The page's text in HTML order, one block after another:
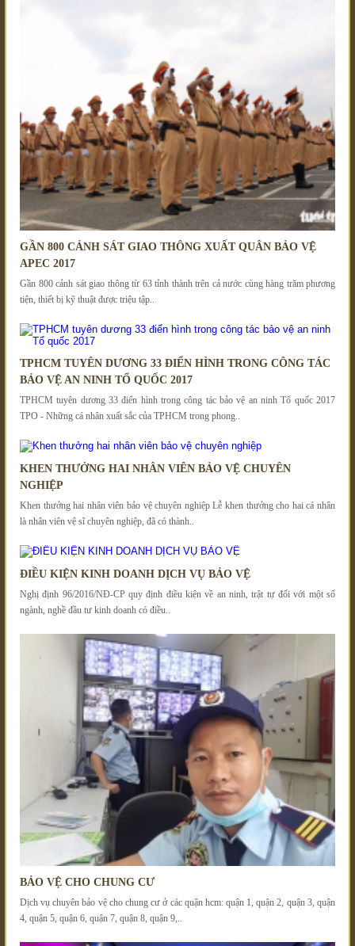
GẦN 800 CẢNH SÁT GIAO THÔNG XUẤT QUÂN BẢO VỆ
APEC 2017
Gần 800 cảnh sát giao thông từ 63 tỉnh thành trên cả nước cùng hàng trăm phương
tiện, thiết bị kỹ thuật được triệu tập..
TPHCM TUYÊN DƯƠNG 33 ĐIỂN HÌNH TRONG CÔNG TÁC
BẢO VỆ AN NINH TỔ QUỐC 2017
TPHCM tuyên dương 33 điển hình trong công tác bảo vệ an ninh Tổ quốc 2017
TPO - Những cá nhân xuất sắc của TPHCM trong phong..
KHEN THƯỞNG HAI NHÂN VIÊN BẢO VỆ CHUYÊN
NGHIỆP
Khen thưởng hai nhân viên bảo vệ chuyên nghiệp Lễ khen thưởng cho hai cá nhân
là nhân viên vệ sĩ chuyên nghiệp, đã có thành..
ĐIỀU KIỆN KINH DOANH DỊCH VỤ BẢO VỆ
Nghị định 96/2016/NĐ-CP quy định điều kiện về an ninh, trật tự đối với một số
ngành, nghề đầu tư kinh doanh có điều..
BẢO VỆ CHO CHUNG CƯ
Dịch vụ chuyên bảo vệ cho chung cư ở các quận hcm: quận 1, quận 2, quận 3, quận
4, quận 5, quận 6, quận 7, quận 8, quận 9,..